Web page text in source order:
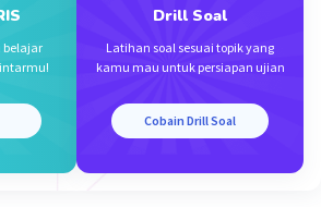
belajar
Drill Soal
Latihan soal sesuai topik yang
kamu mau untuk persiapan ujian
Cobain Drill Soal